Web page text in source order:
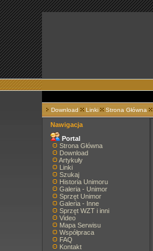
Download Linki Strona Główna
Nawigacja
Portal
Strona Główna
Download
Artykuły
Linki
Szukaj
Historia Unimoru
Galeria - Unimor
Sprzęt Unimor
Galeria - Inne
Sprzęt WZT i inni
Video
Mapa Serwisu
Współpraca
FAQ
Kontakt